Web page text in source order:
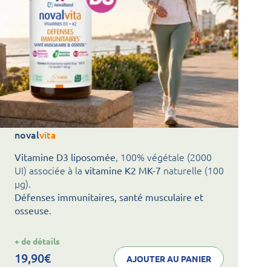
novalvita
Vitamine D3 liposomée, 100% végétale (2000
UI) associée à la vitamine K2 MK-7 naturelle (100
µg).
Défenses immunitaires, santé musculaire et
osseuse.
+ de détails
19,90€ AJOUTER AU PANIER